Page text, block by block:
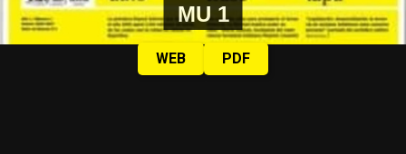
MU 1
WEB PDF